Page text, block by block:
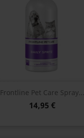
Frontline Pet Care Spray...
14,95 €
Vista rápida